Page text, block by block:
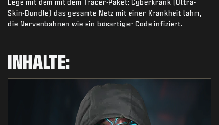
NEWS
SHOP
KUNDENDIENST
|
Lege mit dem mit dem Tracer-Paket: Cyberkrank (Ultra-
Skin-Bundle) das gesamte Netz mit einer Krankheit lahm,
die Nervenbahnen wie ein bösartiger Code infiziert.
INHALTE: